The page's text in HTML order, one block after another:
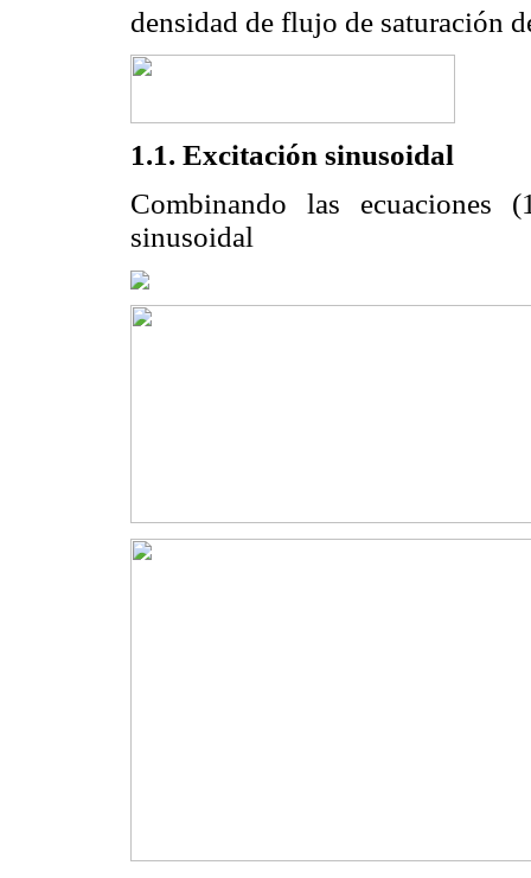
densidad de flujo de saturación
1.1. Excitación sinusoidal
Combinando las
sinusoidal